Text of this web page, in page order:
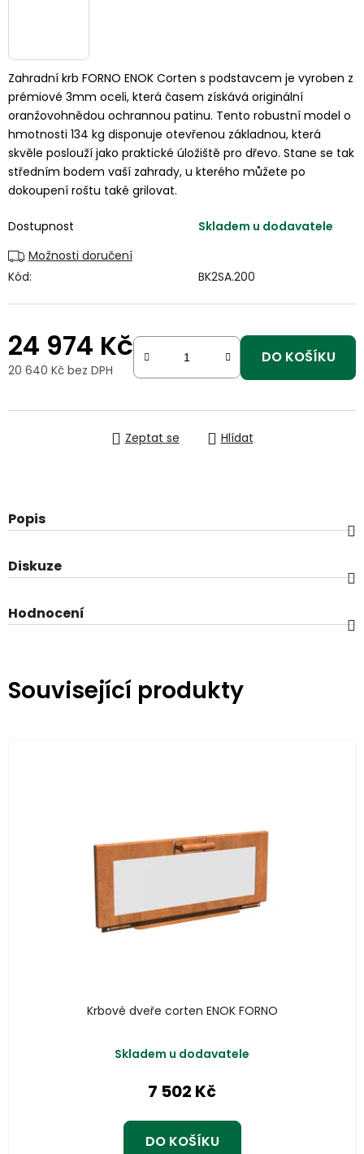
Zahradní krb FORNO ENOK Corten s podstavcem je vyroben z
prémiové 3mm oceli, která časem získává originální
oranžovohnědou ochrannou patinu. Tento robustní model o
hmotnosti 134 kg disponuje otevřenou základnou, která
skvěle poslouží jako praktické úložiště pro dřevo. Stane se tak
středním bodem vaší zahrady, u kterého můžete po
dokoupení roštu také grilovat.
Dostupnost
Skladem u dodavatele
Možnosti doručení
Kód:
BK2SA.200
24 974 Kč
20 640 Kč bez DPH
DO KOŠÍKU
Zeptat se Hlídat
Popis
Diskuze
Hodnocení
Související produkty
Krbové dveře corten ENOK FORNO
Skladem u dodavatele
7 502 Kč
DO KOŠÍKU